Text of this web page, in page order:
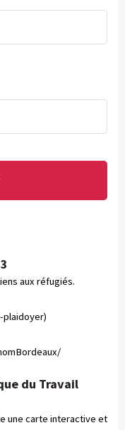
aux réfugiés.
plaidoyer)
du Travail
une carte interactive et